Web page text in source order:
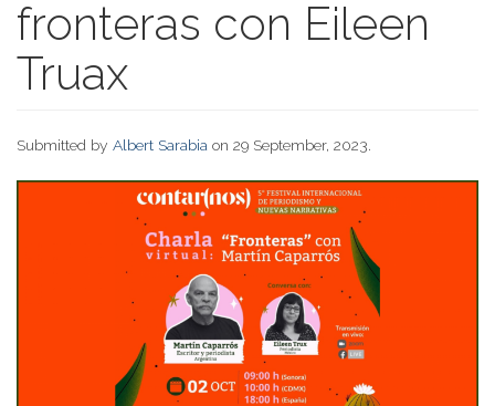
fronteras con Eileen
Truax
Submitted by Albert Sarabia on 29 September, 2023.